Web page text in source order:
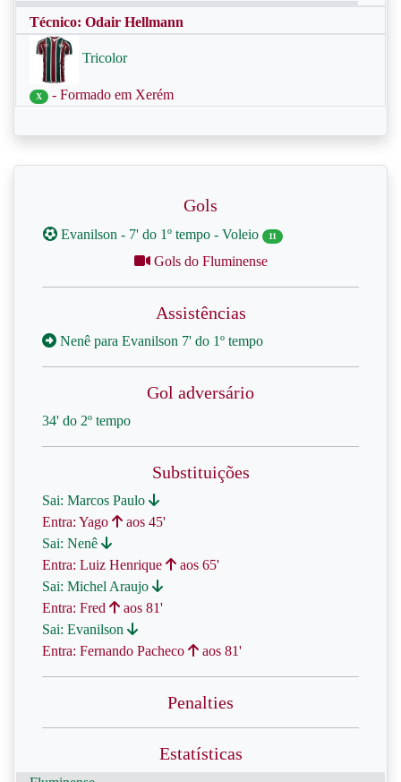
Técnico: Odair Hellmann
Tricolor
X - Formado em Xerém
Gols
Evanilson - 7' do 1º tempo - Voleio 11
Gols do Fluminense
Assistências
Nenê para Evanilson 7' do 1º tempo
Gol adversário
34' do 2º tempo
Substituições
Sai: Marcos Paulo
Entra: Yago
aos 45'
Sai: Nenê
Entra: Luiz Henrique
aos 65'
Sai: Michel Araujo
Entra: Fred
aos 81'
Sai: Evanilson
Entra: Fernando Pacheco
aos 81'
Penalties
Estatísticas